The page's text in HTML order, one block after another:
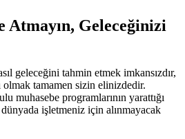
Geleceğinizi
geleceğini tahmin etmek imkansızdır,
olmak tamamen sizin elinizdedir.
muhasebe programlarının yarattığı
işletmeniz için alınmayacak